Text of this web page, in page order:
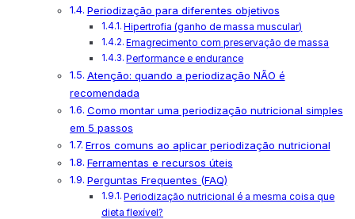
Periodização para diferentes objetivos
Hipertrofia (ganho de massa muscular)
Emagrecimento com preservação de massa
Performance e endurance
Atenção: quando a periodização NÃO é
recomendada
Como montar uma periodização nutricional simples
em 5 passos
Erros comuns ao aplicar periodização nutricional
Ferramentas e recursos úteis
Perguntas Frequentes (FAQ)
Periodização nutricional é a mesma coisa que
dieta flexível?